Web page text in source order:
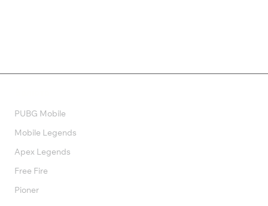
PUBG Mobile
Mobile Legends
Apex Legends
Free Fire
Pioner